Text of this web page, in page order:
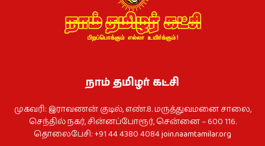
நாம் தமிழர் கட்சி
முகவரி: இராவணன் குடில், எண்.8. மருத்துவமனை சாலை,
செந்தில் நகர், சின்னப்போரூர், சென்னை – 600 116.
தொலைபேசி: +91 44 4380 4084join.naamtamilar.org